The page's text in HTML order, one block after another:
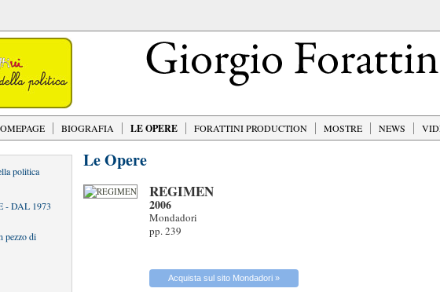
BIOGRAFIA LE OPERE FORATTINI PRODUCTION MOSTRE NEWS
politica
- DAL 1973
pezzo di
Le Opere
REGIMEN
2006
Mondadori
pp. 239
Acquista sul sito Mondadori »